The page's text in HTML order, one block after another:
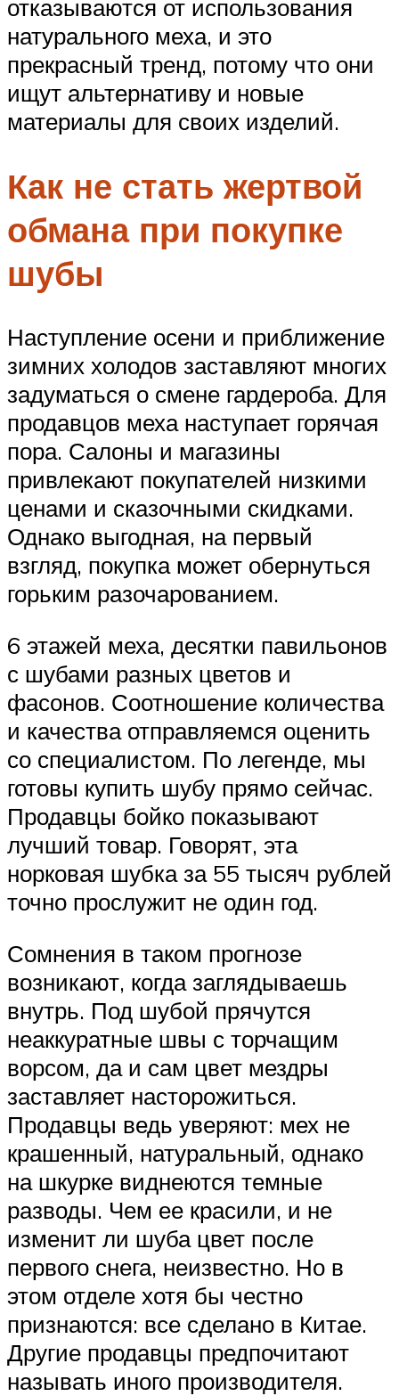
отказываются от использования
натурального меха, и это
прекрасный тренд, потому что они
ищут альтернативу и новые
материалы для своих изделий.
Как не стать жертвой
обмана при покупке
шубы
Наступление осени и приближение
зимних холодов заставляют многих
задуматься о смене гардероба. Для
продавцов меха наступает горячая
пора. Салоны и магазины
привлекают покупателей низкими
ценами и сказочными скидками.
Однако выгодная, на первый
взгляд, покупка может обернуться
горьким разочарованием.
6 этажей меха, десятки павильонов
с шубами разных цветов и
фасонов. Соотношение количества
и качества отправляемся оценить
со специалистом. По легенде, мы
готовы купить шубу прямо сейчас.
Продавцы бойко показывают
лучший товар. Говорят, эта
норковая шубка за 55 тысяч рублей
точно прослужит не один год.
Сомнения в таком прогнозе
возникают, когда заглядываешь
внутрь. Под шубой прячутся
неаккуратные швы с торчащим
ворсом, да и сам цвет мездры
заставляет насторожиться.
Продавцы ведь уверяют: мех не
крашенный, натуральный, однако
на шкурке виднеются темные
разводы. Чем ее красили, и не
изменит ли шуба цвет после
первого снега, неизвестно. Но в
этом отделе хотя бы честно
признаются: все сделано в Китае.
Другие продавцы предпочитают
называть иного производителя.